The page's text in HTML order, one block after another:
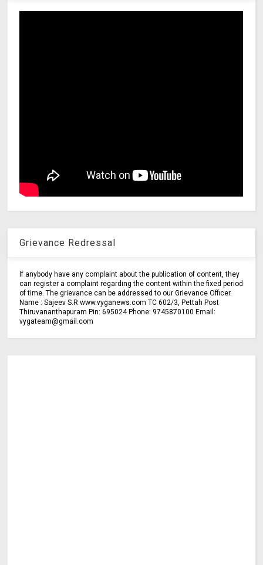
Grievance Redressal
If anybody have any complaint about the publication of content, they
can register a complaint regarding the content within the fixed period
of time. The grievance can be addressed to our Grievance Officer.
Name : Sajeev S.R www.vyganews.com TC 602/3, Pettah Post
Thiruvananthapuram Pin: 695024 Phone: 9745870100 Email:
vygateam@gmail.com